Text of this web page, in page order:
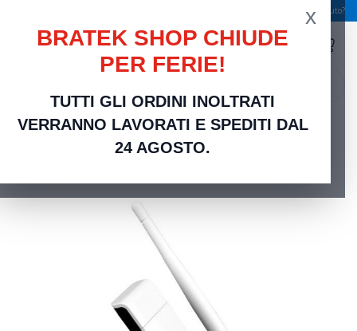
Serve aiuto?
x
BRATEK SHOP CHIUDE
PER FERIE!
TUTTI GLI ORDINI INOLTRATI
VERRANNO LAVORATI E SPEDITI DAL
24 AGOSTO.
Home Networking Rete Casa e Ufficio
Networking | Router, Switch, Modem e
Accessori
TP-Link USB high gain WiFi N150 ant. staccabile - TL-WN722N